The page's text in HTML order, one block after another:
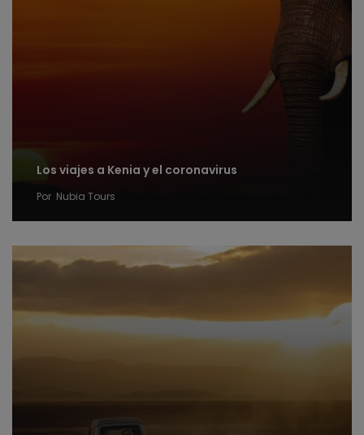
Los viajes a Kenia y el coronavirus
Por Nubia Tours